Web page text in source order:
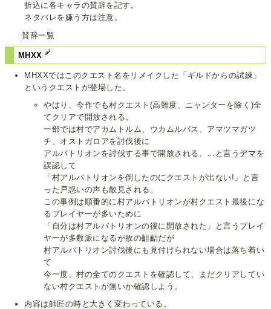
折込に各キャラの賛辞を記す。
ネタバレを嫌う方は注意。
賛辞一覧
MHXX
MHXXではこのクエスト名をリメイクした「ギルドからの試練」
というクエストが登場した。
やはり、今作でも村クエスト(高難度、ニャンターを除く)全
てクリアで開放される。
一部では村でアカムトルム、ウカムルバス、アマツマガツ
チ、オストガロアを討伐後に
アルバトリオンを討伐する事で開放される、…と言うデマ を
誤認して
「村アルバトリオンを倒したのにクエストが出ない!」と言
った戸惑いの声も散見される。
この事例は順番的に村アルバトリオンが村クエスト最後にな
るプレイヤーが多いために
「自分は村アルバトリオンの後に開放された」と言うプレイ
ヤーが多数派になるが故の齟齬だが
村アルバトリオン討伐後にも見付けられない場合は落ち着い
て
今一度、村の全てのクエストを確認して、まだクリアしてい
ない村クエストが無いか確認しよう。
内容は師匠の時と大きく変わっている。